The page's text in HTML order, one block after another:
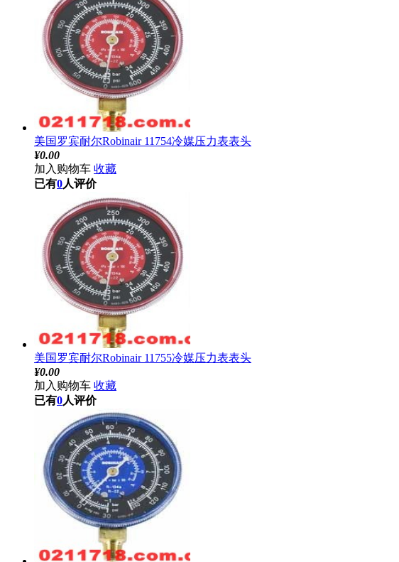
美国罗宾耐尔Robinair 11754冷媒压力表表头
¥0.00
加入购物车 收藏
已有0人评价
美国罗宾耐尔Robinair 11755冷媒压力表表头
¥0.00
加入购物车 收藏
已有0人评价